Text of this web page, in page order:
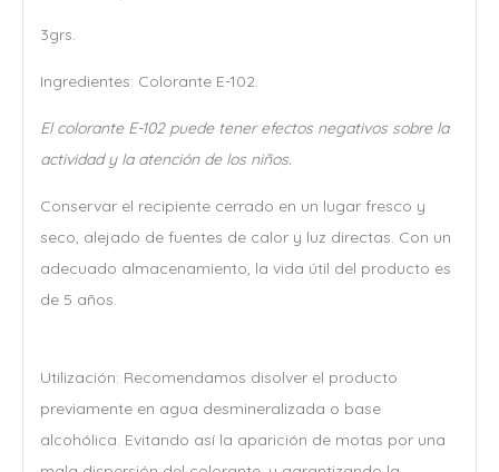
3grs.
Ingredientes: Colorante E-102.
El colorante E-102 puede tener efectos negativos sobre la
actividad y la atención de los niños.
Conservar el recipiente cerrado en un lugar fresco y
seco, alejado de fuentes de calor y luz directas. Con un
adecuado almacenamiento, la vida útil del producto es
de 5 años.
Utilización: Recomendamos disolver el producto
previamente en agua desmineralizada o base
alcohólica. Evitando así la aparición de motas por una